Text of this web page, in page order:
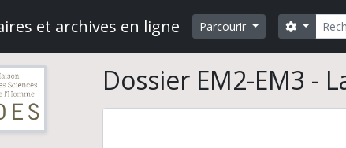
et archives en ligne Parcourir Search
Dossier EM2-EM3 -